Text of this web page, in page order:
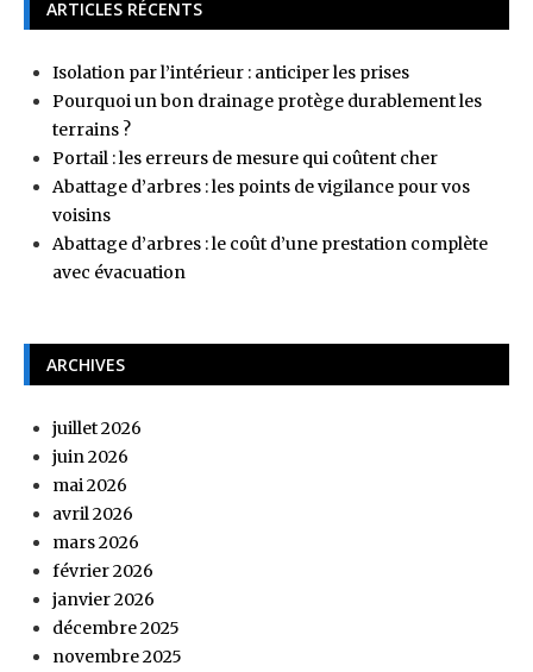
ARTICLES RÉCENTS
Isolation par l’intérieur : anticiper les prises
Pourquoi un bon drainage protège durablement les
terrains ?
Portail : les erreurs de mesure qui coûtent cher
Abattage d’arbres : les points de vigilance pour vos
voisins
Abattage d’arbres : le coût d’une prestation complète
avec évacuation
ARCHIVES
juillet 2026
juin 2026
mai 2026
avril 2026
mars 2026
février 2026
janvier 2026
décembre 2025
novembre 2025